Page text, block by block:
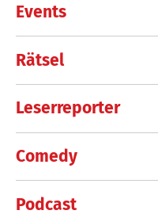
Events
Rätsel
Leserreporter
Comedy
Podcast